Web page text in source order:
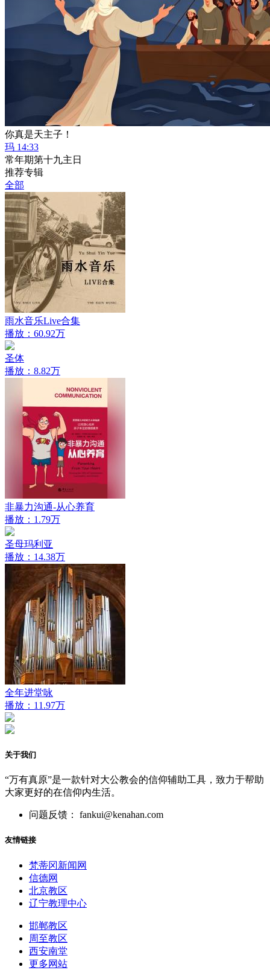
你真是天主子！
玛 14:33
常年期第十九主日
推荐专辑
全部
雨水音乐Live合集
播放：60.92万
圣体
播放：8.82万
非暴力沟通-从心养育
播放：1.79万
圣母玛利亚
播放：14.38万
全年进堂咏
播放：11.97万
关于我们
“万有真原”是一款针对大公教会的信仰辅助工具，致力于帮助
大家更好的在信仰内生活。
问题反馈： fankui@kenahan.com
友情链接
梵蒂冈新闻网
信德网
北京教区
辽宁教理中心
邯郸教区
周至教区
西安南堂
更多网站